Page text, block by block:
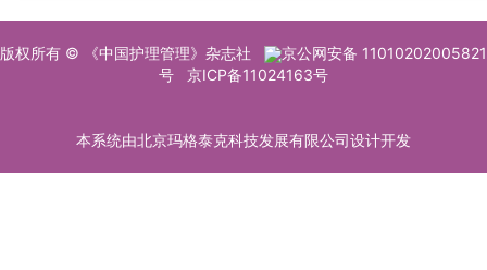
版权所有 © 《中国护理管理》杂志社
京公网安备 11010202005821
号
京ICP备11024163号
本系统由北京玛格泰克科技发展有限公司设计开发